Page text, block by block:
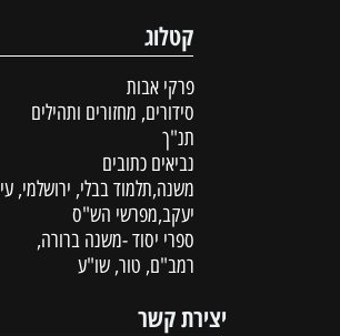
קטלוג
פרקי אבות
סידורים, מחזורים ותהילים
תנ"ך
נביאים כתובים
משנה,תלמוד בבלי, ירושלמי, עין
יעקב,מפרשי הש"ס
ספרי יסוד -משנה ברורה,
רמב"ם, טור, שו"ע
יצירת קשר